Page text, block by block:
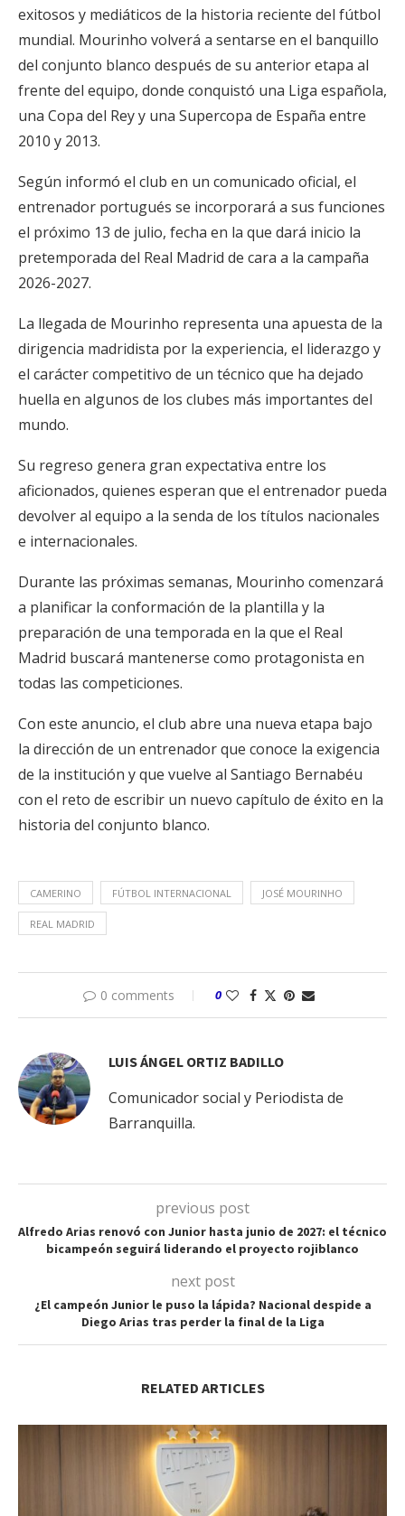
exitosos y mediáticos de la historia reciente del fútbol
mundial. Mourinho volverá a sentarse en el banquillo
del conjunto blanco después de su anterior etapa al
frente del equipo, donde conquistó una Liga española,
una Copa del Rey y una Supercopa de España entre
2010 y 2013.
Según informó el club en un comunicado oficial, el
entrenador portugués se incorporará a sus funciones
el próximo 13 de julio, fecha en la que dará inicio la
pretemporada del Real Madrid de cara a la campaña
2026-2027.
La llegada de Mourinho representa una apuesta de la
dirigencia madridista por la experiencia, el liderazgo y
el carácter competitivo de un técnico que ha dejado
huella en algunos de los clubes más importantes del
mundo.
Su regreso genera gran expectativa entre los
aficionados, quienes esperan que el entrenador pueda
devolver al equipo a la senda de los títulos nacionales
e internacionales.
Durante las próximas semanas, Mourinho comenzará
a planificar la conformación de la plantilla y la
preparación de una temporada en la que el Real
Madrid buscará mantenerse como protagonista en
todas las competiciones.
Con este anuncio, el club abre una nueva etapa bajo
la dirección de un entrenador que conoce la exigencia
de la institución y que vuelve al Santiago Bernabéu
con el reto de escribir un nuevo capítulo de éxito en la
historia del conjunto blanco.
CAMERINO FÚTBOL INTERNACIONAL JOSÉ MOURINHO
REAL MADRID
0 comments 0
LUIS ÁNGEL ORTIZ BADILLO
Comunicador social y Periodista de
Barranquilla.
previous post
Alfredo Arias renovó con Junior hasta junio de 2027: el técnico
bicampeón seguirá liderando el proyecto rojiblanco
next post
¿El campeón Junior le puso la lápida? Nacional despide a
Diego Arias tras perder la final de la Liga
RELATED ARTICLES